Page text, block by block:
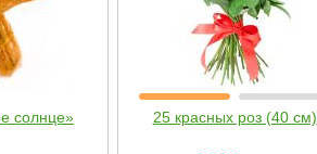
солнце» 25 красных роз (40 см)